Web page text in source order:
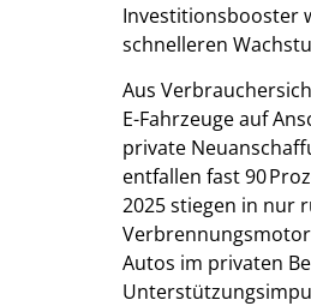
Investitionsbooster
schnelleren
Aus
E-Fahrzeuge auf
private
entfallen fast 90
2025 stiegen in nur
Autos im privaten